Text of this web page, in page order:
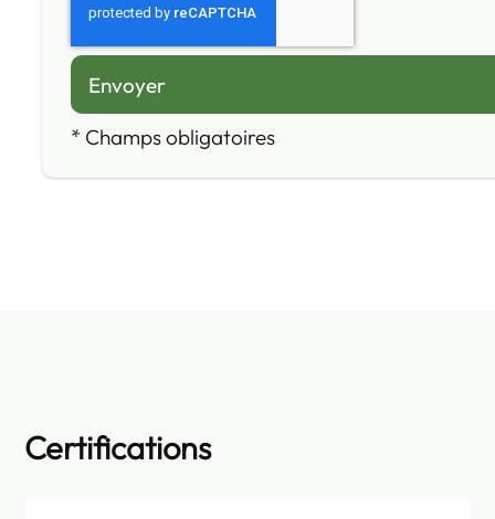
* Champs obligatoires
Certifications